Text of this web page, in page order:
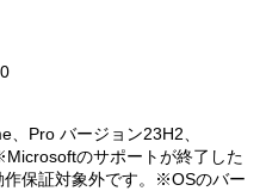
、Pro バージョン23H2、
のサポートが終了した
作保証対象外です。※OSのバー